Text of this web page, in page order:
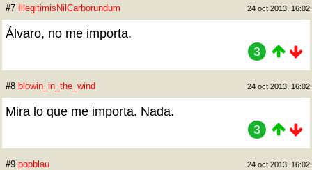
#7 IllegitimisNilCarborundum 24 oct 2013, 16:02
Álvaro, no me importa.
3
#8 blowin_in_the_wind 24 oct 2013, 16:02
Mira lo que me importa. Nada.
3
#9 popblau 24 oct 2013, 16:02